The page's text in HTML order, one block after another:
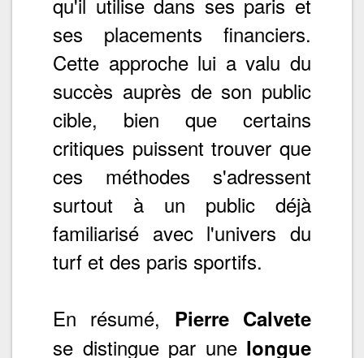
ses placements financiers.
Cette approche lui a valu du
succès auprès de son public
cible, bien que certains
critiques puissent trouver que
ces méthodes s'adressent
surtout à un public déjà
familiarisé avec l'univers du
turf et des paris sportifs.
En résumé, Pierre Calvete
se distingue par une longue